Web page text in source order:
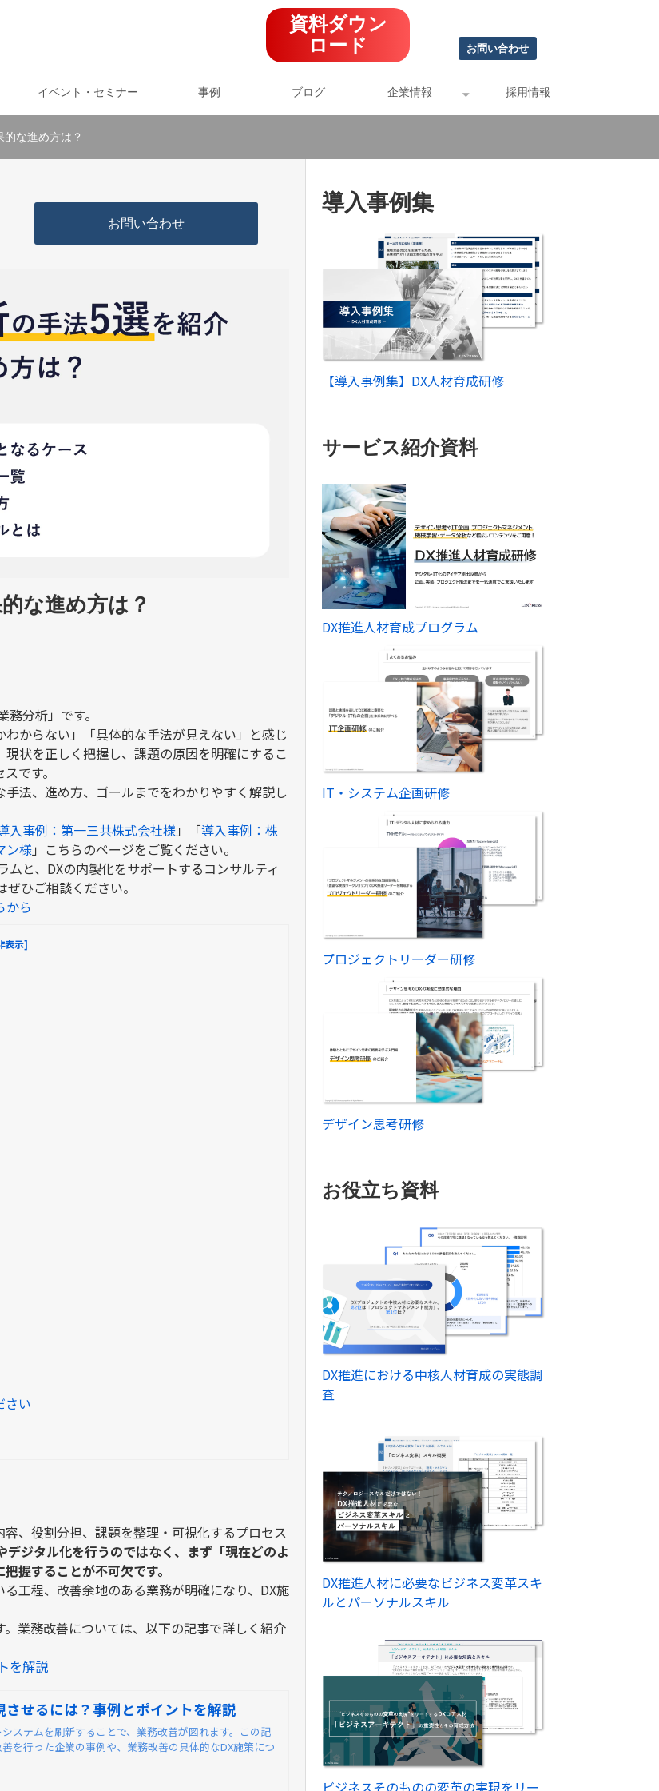
資料ダウン
ロード
お問い合わせ
イベント・セミナー 事例 ブログ 企業情報 採用情報
な進め方は？
お問い合わせ
な進め方は？
分析」です。
からない」「具体的な手法が見えない」と感じ
状を正しく把握し、課題の原因を明確にするこ
です。
法、進め方、ゴールまでをわかりやすく解説し
入事例：第一三共株式会社様」「導入事例：株
ン様」こちらのページをご覧ください。
と、DXの内製化をサポートするコンサルティ
ひご相談ください。
から
表示]
さい
、役割分担、課題を整理・可視化するプロセス
ジタル化を行うのではなく、まず「現在どのよ
握することが不可欠です。
工程、改善余地のある業務が明確になり、 DX施
業務改善については、以下の記事で詳しく紹介
を解説
させるには？事例とポイントを解説
ステムを刷新することで、業務改善が図れます。この記
を行った企業の事例や、業務改善の具体的なDX施策につ
導入事例集
【導入事例集】DX人材育成研修
サービス紹介資料
DX推進人材育成プログラム
IT・システム企画研修
プロジェクトリーダー研修
デザイン思考研修
お役立ち資料
DX推進における中核人材育成の実態調
査
DX推進人材に必要なビジネス変革スキ
ルとパーソナルスキル
ビジネスそのものの変革の実現をリー